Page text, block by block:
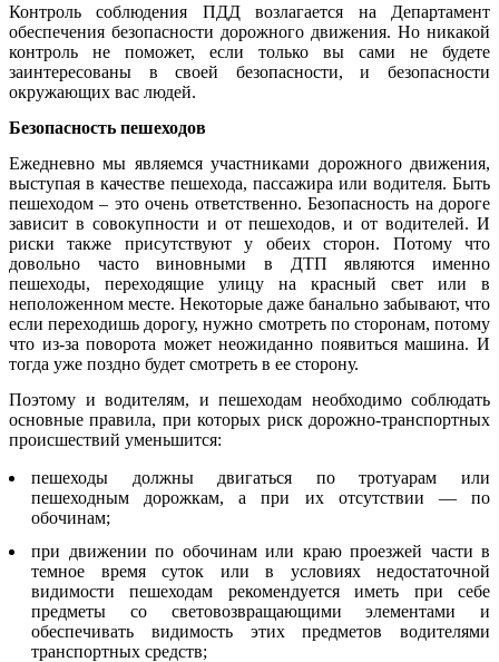
Контроль соблюдения ПДД возлагается на Департамент
обеспечения безопасности дорожного движения. Но никакой
контроль не поможет, если только вы сами не будете
заинтересованы в своей безопасности, и безопасности
окружающих вас людей.
Безопасность пешеходов
Ежедневно мы являемся участниками дорожного движения,
выступая в качестве пешехода, пассажира или водителя. Быть
пешеходом – это очень ответственно. Безопасность на дороге
зависит в совокупности и от пешеходов, и от водителей. И
риски также присутствуют у обеих сторон. Потому что
довольно часто виновными в ДТП являются именно
пешеходы, переходящие улицу на красный свет или в
неположенном месте. Некоторые даже банально забывают, что
если переходишь дорогу, нужно смотреть по сторонам, потому
что из-за поворота может неожиданно появиться машина. И
тогда уже поздно будет смотреть в ее сторону.
Поэтому и водителям, и пешеходам необходимо соблюдать
основные правила, при которых риск дорожно-транспортных
происшествий уменьшится:
пешеходы должны двигаться по тротуарам или
пешеходным дорожкам, а при их отсутствии — по
обочинам;
при движении по обочинам или краю проезжей части в
темное время суток или в условиях недостаточной
видимости пешеходам рекомендуется иметь при себе
предметы со световозвращающими элементами и
обеспечивать видимость этих предметов водителями
транспортных средств;